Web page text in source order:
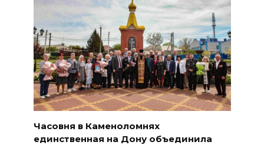
Часовня в Каменоломнях
единственная на Дону объединила